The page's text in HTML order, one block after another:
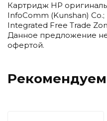
Картридж HP
InfoComm (Kunshan)
Integrated Free Trade
Данное предложение
офертой.